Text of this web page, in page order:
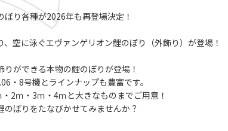
り各種が2026年も再登場決定！
空に泳ぐエヴァンゲリオン鯉のぼり（外飾り）が登場！
ができる本物の鯉のぼりが登場！
・8号機とラインナップも豊富です。
2ｍ・3ｍ・4ｍと大きなものまでご用意！
ぼりをたなびかせてみませんか？